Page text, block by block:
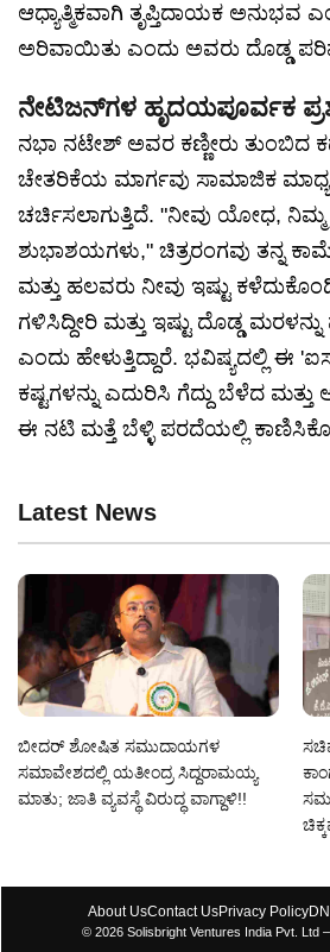
ಆಧ್ಯಾತ್ಮಿಕವಾಗಿ ತೃಪ್ತಿದಾಯಕ ಅನುಭವ
ಅರಿವಾಯಿತು ಎಂದು ಅವರು ದೊಡ್ಡ
ನೇಟಿಜನ್‌ಗಳ ಹೃದಯಪೂರ್ವಕ
ನಭಾ ನಟೇಶ್ ಅವರ ಕಣ್ಣೀರು ತುಂಬಿದ
ಚೇತರಿಕೆಯ ಮಾರ್ಗವು ಸಾಮಾಜಿಕ
ಚರ್ಚಿಸಲಾಗುತ್ತಿದೆ. "ನೀವು ಯೋಧ,
ಶುಭಾಶಯಗಳು," ಚಿತ್ರರಂಗವು ತನ್ನ
ಮತ್ತು ಹಲವರು ನೀವು ಇಷ್ಟು
ಗಳಿಸಿದ್ದೀರಿ ಮತ್ತು ಇಷ್ಟು ದೊಡ್ಡ
ಎಂದು ಹೇಳುತ್ತಿದ್ದಾರೆ. ಭವಿಷ್ಯದಲ್ಲಿ ಈ
ಕಷ್ಟಗಳನ್ನು ಎದುರಿಸಿ ಗೆದ್ದು ಬೆಳೆದ
ಈ ನಟಿ ಮತ್ತೆ ಬೆಳ್ಳಿ ಪರದೆಯಲ್ಲಿ
Latest News
ಬೀದರ್ ಶೋಷಿತ ಸಮುದಾಯಗಳ
ಸಮಾವೇಶದಲ್ಲಿ ಯತೀಂದ್ರ ಸಿದ್ದರಾಮಯ್ಯ
ಮಾತು; ಜಾತಿ ವ್ಯವಸ್ಥೆ ವಿರುದ್ಧ ವಾಗ್ದಾಳಿ!!
About UsContact UsPrivacy Policy
© 2026 Solisbright Ventures India Pvt. Ltd